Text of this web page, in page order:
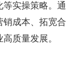
实操策略。通
销成本、拓宽合
质量发展。